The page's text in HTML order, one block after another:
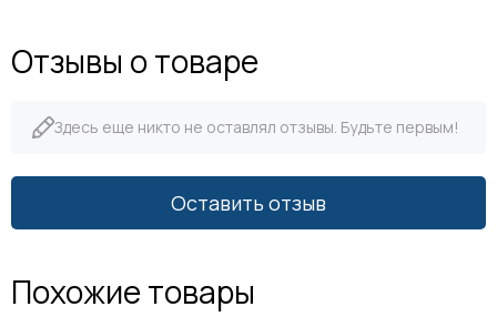
Отзывы о товаре
Здесь еще никто не оставлял отзывы. Будьте первым!
Оставить отзыв
Похожие товары